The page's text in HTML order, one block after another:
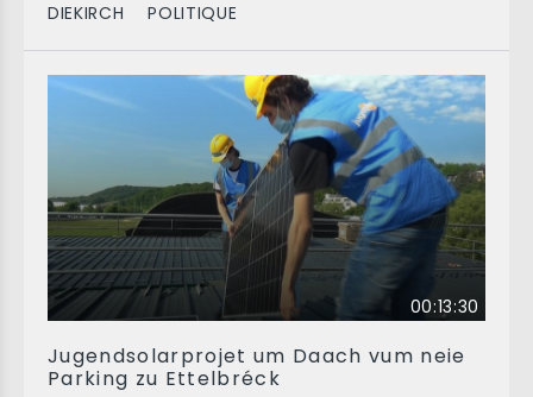
DIEKIRCH POLITIQUE
00:13:30
Jugendsolarprojet um Daach vum neie
Parking zu Ettelbréck